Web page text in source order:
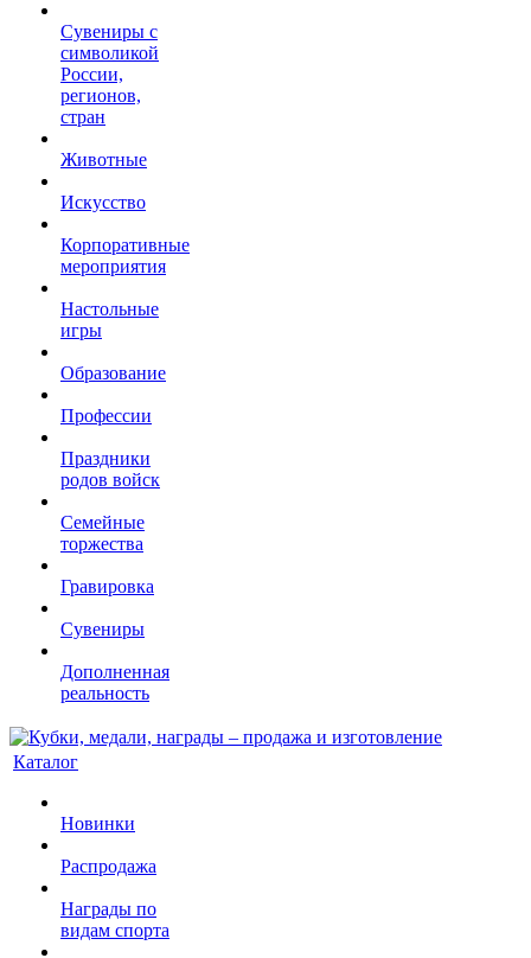
Сувениры с
символикой
России,
регионов,
стран
Животные
Искусство
Корпоративные
мероприятия
Настольные
игры
Образование
Профессии
Праздники
родов войск
Семейные
торжества
Гравировка
Сувениры
Дополненная
реальность
Каталог
Новинки
Распродажа
Награды по
видам спорта